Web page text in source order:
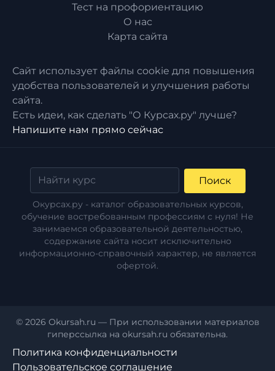
Тест на профориентацию
О нас
Карта сайта
Сайт использует файлы cookie для повышения
удобства пользователей и улучшения работы
сайта.
Есть идеи, как сделать "О Курсах.ру" лучше?
Напишите нам прямо сейчас
Поиск
Окурсах.ру - каталог образовательных курсов,
обучение востребованным профессиям с нуля! Не
занимаемся образовательной деятельностью,
содержание сайта носит исключительно
информационно-справочный характер, не является
офертой.
© 2026 Okursah.ru — При использовании материалов
гиперссылка на okursah.ru обязательна.
Политика конфиденциальности
Пользовательское соглашение